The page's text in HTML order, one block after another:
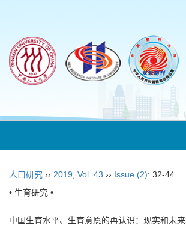
人口研究 ›› 2019 Vol. 43 ›› Issue (2): 32-44.
• 生育研究 •
中国生育水平、生育意愿的再认识：现实和未来